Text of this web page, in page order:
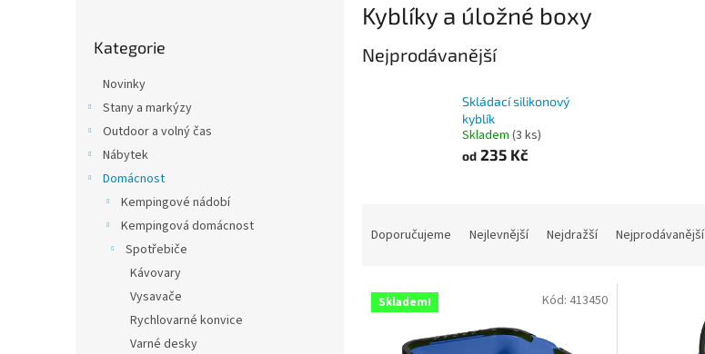
kategorie
Kategorie
Novinky
Stany a markýzy
Outdoor a volný čas
Nábytek
Domácnost
Kempingové nádobí
Kempingová domácnost
Spotřebiče
Kávovary
Vysavače
Rychlovarné konvice
Varné desky
Kyblíky a úložné boxy
Nejprodávanější
Skládací silikonový
kyblík
Skladem (3 ks)
od 235 Kč
n
Doporučujeme Nejlevnější Nejdražší Nejprodávanější
V Skladem! Kód: 413450